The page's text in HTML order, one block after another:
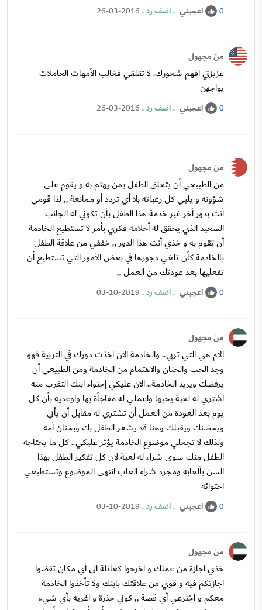
0 اعجبني .اضف رد.
26-03-2016
من مجهول
عزيزتي افهم شعورك، لا تقلقي فغالب الأمهات العاملات
يواجهن
0 اعجبني .اضف رد.
26-03-2016
من مجهول
من الطبيعي أن يتعلق الطفل بمن يهتم به و يقوم على
شؤونه و يلبي كل رغباته بلا أي تردد أو ممانعة ,, لذا قومي
أنت بدور آخر غير خدمة هذا الطفل بأن تكوني له الجانب
السعيد الذي يحقق له أحلامه فكري بأمر لا تستطيع الخادمة
أن تقوم به و خذي أنت هذا الدور ,, خففي من علاقة الطفل
بالخادمة كأن تلغي دجورها في بعض الأمور التي تستطيع أن
تفعليها بعد عودتك من العمل ,,
0 اعجبني .اضف رد.
03-10-2019
من مجهول
الأم هي التي تربي.. والخادمة الان اخذت دورك في التربية فهو
وجد الحب والحنان والاهتمام من الخادمة ومن الطبيعي أن
يرفضك ويريد الخادمة.. الان عليكي إحتواء ابنك التقرب منه
اشتري له لعبة يحبها واعملي له مفاجأة بها واوعديه بأن كل
يوم بعد العودة من العمل أن تشتري له مقابل أن يأتي
ويحضنك ويقبلك وهنا قد يشعر الطفل بك وبحنان أمه
ولذلك لا تجعلي موضوع الخادمة يؤثر عليكي.. كل ما يحتاجه
الطفل منك سوى شراء له لعبة لان كل تفكير الطفل بهذا
السن بألعابه ومجرد شراء العاب انتهى الموضوع وتستطيعي
احتوائه
0 اعجبني .اضف رد.
03-10-2019
من مجهول
خذي اجازة من عملك و اخرحوا كعائلة الى أي مكان تقضوا
اجازتكم فيه و قوي من علاقتك بابنك ولا تأخذوا الخادمة
معكم و اخترعي أي قصة ,, كوني حذرة و اغريه بأي شيء